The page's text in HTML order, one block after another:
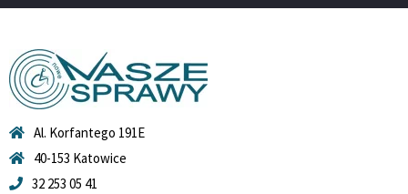
Al. Korfantego 191E
40-153 Katowice
32 253 05 41